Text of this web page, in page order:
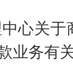
心关
业务有